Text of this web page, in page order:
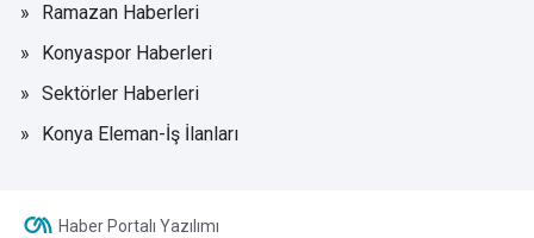
Ramazan Haberleri
Konyaspor Haberleri
Sektörler Haberleri
Konya Eleman-İş İlanları
Haber Portalı Yazılımı